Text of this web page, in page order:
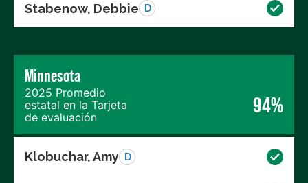
Stabenow, Debbie D
Minnesota
2025 Promedio
estatal en la Tarjeta
de evaluación
94%
Klobuchar, Amy D